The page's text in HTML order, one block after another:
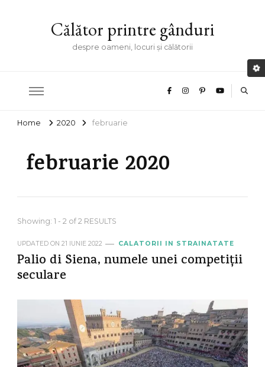
Călător printre gânduri
despre oameni, locuri și călătorii
Home 2020 februarie
februarie 2020
Showing: 1 - 2 of 2 RESULTS
UPDATED ON 21 IUNIE 2022 CALATORII IN STRAINATATE
Palio di Siena, numele unei competiții
seculare